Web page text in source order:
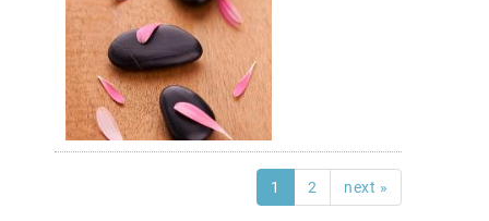
1 2 next »